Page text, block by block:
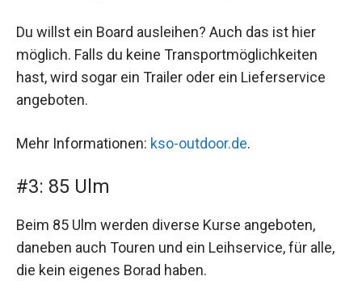
Du willst ein Board ausleihen? Auch das ist hier
möglich. Falls du keine Transportmöglichkeiten
hast, wird sogar ein Trailer oder ein Lieferservice
angeboten.
Mehr Informationen: kso-outdoor.de.
#3: 85 Ulm
Beim 85 Ulm werden diverse Kurse angeboten,
daneben auch Touren und ein Leihservice, für alle,
die kein eigenes Borad haben.